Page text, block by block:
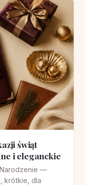
świąt
i eleganckie
—
krótkie, dla